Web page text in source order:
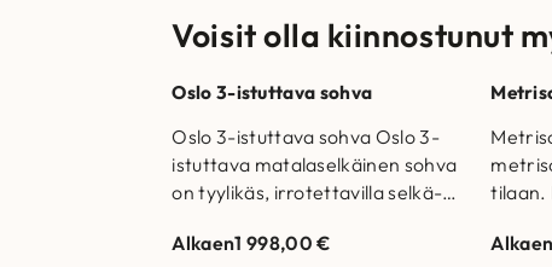
Voisit olla kiinnostunut
Oslo 3-istuttava sohva
Oslo 3-istuttava sohva Oslo 3-
istuttava matalaselkäinen sohva
on tyylikäs, irrotettavilla selkä-
on valmistettu massiivipuusta ja
Alkaen1 998,00€
tilaan.